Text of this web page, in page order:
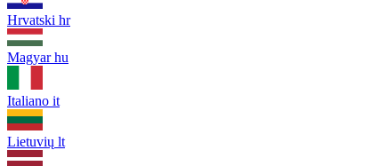
Hrvatski hr
Magyar hu
Italiano it
Lietuvių lt